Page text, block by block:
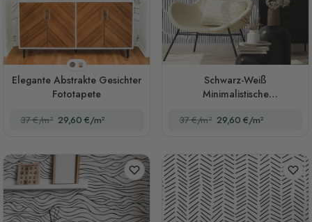
Stil 1
Stil 2
Elegante Abstrakte Gesichter
Fototapete
37 €/m² 29,60 €/m²
Schwarz-Weiß
Minimalistische
37 €/m² 29,60 €/m²